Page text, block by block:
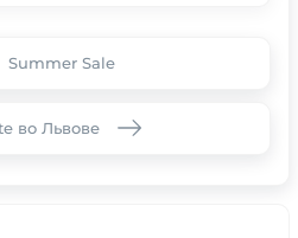
Summer Sale
во Львове